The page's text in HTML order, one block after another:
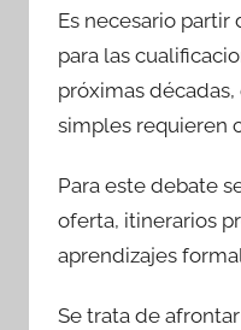
Es necesario
para las
próximas
simples requieren
Para este debate
oferta, itinerarios
aprendizajes
Se trata de